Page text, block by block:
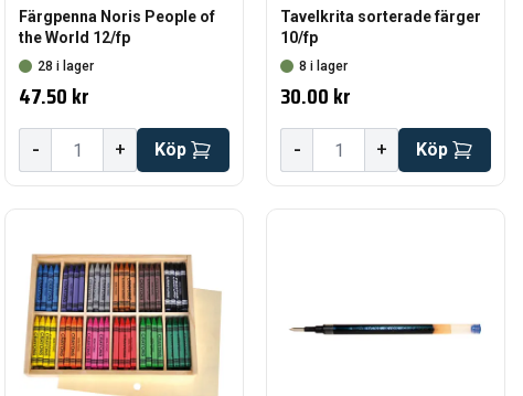
Färgpenna Noris People of
the World 12/fp
28 i lager
47.50 kr
- + Köp
Tavelkrita sorterade färger
10/fp
8 i lager
30.00 kr
- + Köp